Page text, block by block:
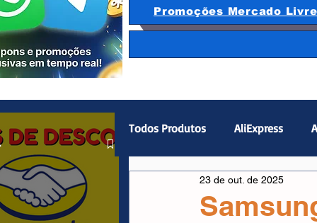
Promoções Mercado Livre
Todos Produtos AliExpress
Magazine Luiza Hardware
23 de out. de 2025